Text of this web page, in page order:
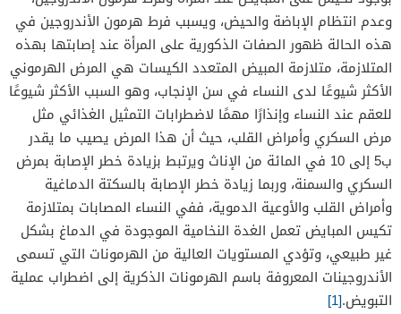
وعدم انتظام الإباضة والحيض، ويسبب فرط هرمون الأندروجين في
هذه الحالة ظهور الصفات الذكورية على المرأة عند إصابتها بهذه
المتلازمة، متلازمة المبيض المتعدد الكيسات هي المرض الهرموني
الأكثر شيوعًا لدى النساء في سن الإنجاب، وهو السبب الأكثر شيوعًا
للعقم عند النساء وإنذارًا مهمًا لاضطرابات التمثيل الغذائي مثل
مرض السكري وأمراض القلب، حيث أن هذا المرض يصيب ما يقدر
ب5 إلى 10 في المائة من الإناث ويرتبط بزيادة خطر الإصابة بمرض
السكري والسمنة، وربما زيادة خطر الإصابة بالسكتة الدماغية
وأمراض القلب والأوعية الدموية، ففي النساء المصابات بمتلازمة
تكيس المبايض تعمل الغدة النخامية الموجودة في الدماغ بشكل
غير طبيعي، وتؤدي المستويات العالية من الهرمونات التي تسمى
الأندروجينات المعروفة باسم الهرمونات الذكرية إلى اضطراب عملية
التبويض.[1]